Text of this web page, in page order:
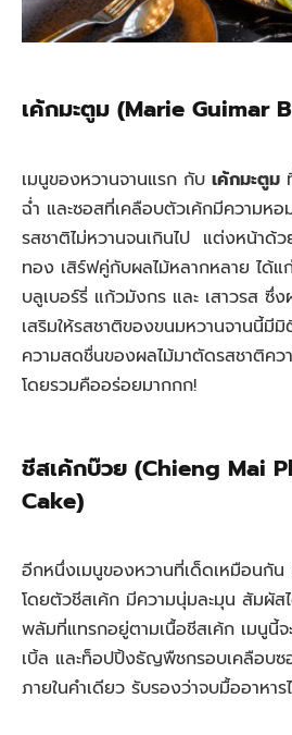
เค้กมะตูม (Marie Guimar
เมนูของหวานจานแรก กับ เค้กมะตูม
ฉ่ำ และซอสที่เคลือบตัวเค้กมีความหอ
รสชาติไม่หวานจนเกินไป แต่งหน้าด้
ทอง เสิร์ฟคู่กับผลไม้หลากหลาย ได้
บลูเบอร์รี่ แก้วมังกร และ เสาวรส ซึ่
เสริมให้รสชาติของขนมหวานจานนี้มีมิ
ความสดชื่นของผลไม้มาตัดรสชาติคว
โดยรวมคืออร่อยมากกก!
ชีสเค้กบ๊วย (Chieng Mai
Cake)
อีกหนึ่งเมนูของหวานที่เด็ดเหมือนกั
โดยตัวชีสเค้ก มีความนุ่มละมุน สัมผัส
พลัมที่แทรกอยู่ตามเนื้อชีสเค้ก เมนูนี้
เบิ้ล และท็อปปิ้งธัญพืชกรอบเคลือบ
ภายในคำเดียว รับรองว่าจบมื้ออาหา